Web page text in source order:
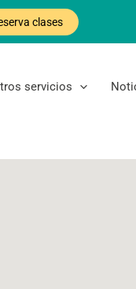
clases
servicios